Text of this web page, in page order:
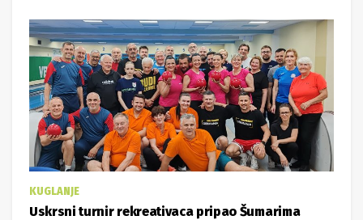
KUGLANJE
Uskrsni turnir rekreativaca pripao Šumarima